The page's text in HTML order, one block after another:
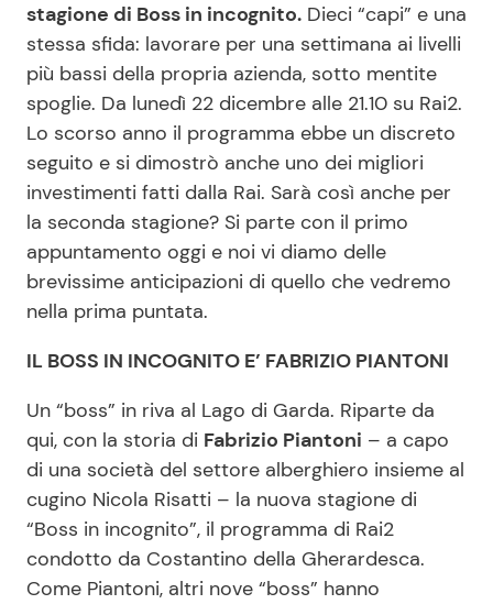
Viaggi e Turismo
Festività
Ricette Feste
Ricette per Bambini
Seguici
Info
Chi siamo
Redazione
Contattaci
Pubblicità
Privacy Policy
stagione di Boss in incognito. Dieci “capi” e una
stessa sfida: lavorare per una settimana ai livelli
più bassi della propria azienda, sotto mentite
spoglie. Da lunedì 22 dicembre alle 21.10 su Rai2.
Lo scorso anno il programma ebbe un discreto
seguito e si dimostrò anche uno dei migliori
investimenti fatti dalla Rai. Sarà così anche per
la seconda stagione? Si parte con il primo
appuntamento oggi e noi vi diamo delle
brevissime anticipazioni di quello che vedremo
nella prima puntata.
IL BOSS IN INCOGNITO E’ FABRIZIO PIANTONI
Un “boss” in riva al Lago di Garda. Riparte da
qui, con la storia di Fabrizio Piantoni – a capo
di una società del settore alberghiero insieme al
cugino Nicola Risatti – la nuova stagione di
“Boss in incognito”, il programma di Rai2
condotto da Costantino della Gherardesca.
Come Piantoni, altri nove “boss” hanno